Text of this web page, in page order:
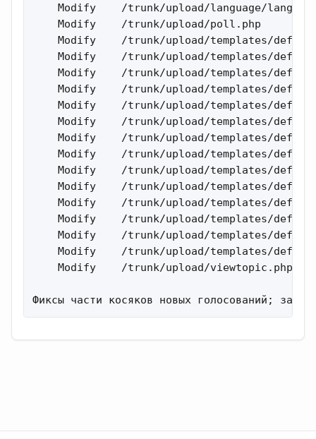
Modify    /trunk/upload/language/
    Modify    /trunk/upload/poll.php
Modify    /trunk/upload/templates/
Modify    /trunk/upload/templates/
Modify    /trunk/upload/templates/
Modify    /trunk/upload/templates/
Modify    /trunk/upload/templates/
Modify    /trunk/upload/templates/
Modify    /trunk/upload/templates/
Modify    /trunk/upload/templates/
Modify    /trunk/upload/templates/
Modify    /trunk/upload/templates/
Modify    /trunk/upload/templates/
Modify    /trunk/upload/templates/
Modify    /trunk/upload/templates/
Modify    /trunk/upload/templates/
    Modify    /trunk/upload/viewtopic.php
Фиксы части косяков новых голосований;